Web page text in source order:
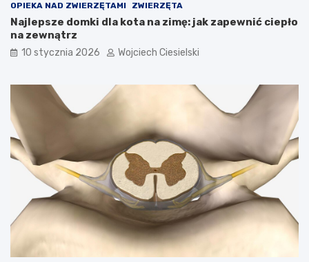
OPIEKA NAD ZWIERZĘTAMI
ZWIERZĘTA
Najlepsze domki dla kota na zimę: jak zapewnić ciepło
na zewnątrz
10 stycznia 2026 Wojciech Ciesielski